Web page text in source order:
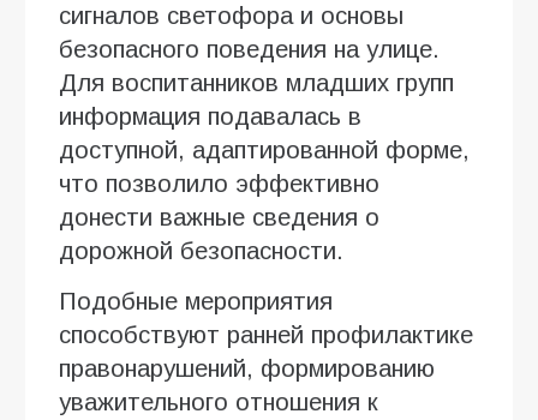
сигналов светофора и основы
безопасного поведения на улице.
Для воспитанников младших групп
информация подавалась в
доступной, адаптированной форме,
что позволило эффективно
донести важные сведения о
дорожной безопасности.
Подобные мероприятия
способствуют ранней профилактике
правонарушений, формированию
уважительного отношения к